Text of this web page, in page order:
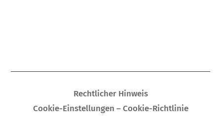
Rechtlicher Hinweis
Cookie-Einstellungen – Cookie-Richtlinie